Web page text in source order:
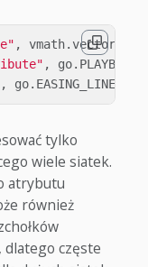
, vmath.vector4
, go.
go. EASING_LINEAR
tylko
wiele siatek.
atrybutu
również
częste